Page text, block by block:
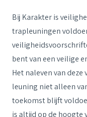
Bij Karakter is
trapleuningen
bent van een veilige
Het naleven van
leuning niet alleen
toekomst blijft
is altijd op de hoogte